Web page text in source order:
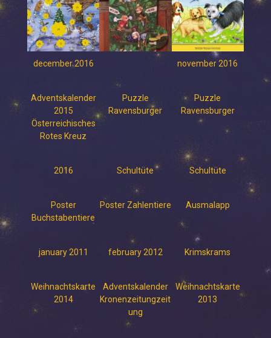
december 2016 november 2016
Adventskalender
2015
Österreichisches
Rotes Kreuz
Puzzle
Ravensburger
Puzzle
Ravensburger
2016 Schultüte Schultüte
Poster
Buchstabentiere
Poster Zahlentiere Ausmalapp
january 2011 february 2012 Krimskrams
Weihnachtskarte
2014
Adventskalender
Kronenzeitungzeit
ung
Weihnachtskarte
2013